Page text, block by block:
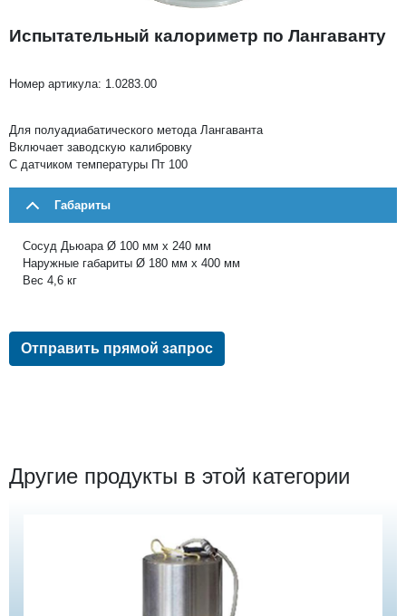
Испытательный калориметр по Лангаванту
Номер артикула: 1.0283.00
Для полуадиабатического метода Лангаванта
Включает заводскую калибровку
С датчиком температуры Пт 100
Габариты
Сосуд Дьюара Ø 100 мм х 240 мм
Наружные габариты Ø 180 мм х 400 мм
Вес 4,6 кг
Отправить прямой запрос
Другие продукты в этой категории